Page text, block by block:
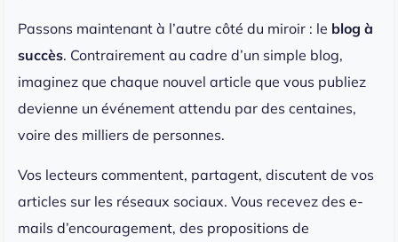
Passons maintenant à l’autre côté du miroir : le blog à
succès. Contrairement au cadre d’un simple blog,
imaginez que chaque nouvel article que vous publiez
devienne un événement attendu par des centaines,
voire des milliers de personnes.
Vos lecteurs commentent, partagent, discutent de vos
articles sur les réseaux sociaux. Vous recevez des e-
mails d’encouragement, des propositions de